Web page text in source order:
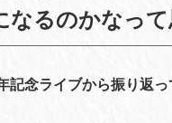
なるのかなっ
念ライブから振り返っ